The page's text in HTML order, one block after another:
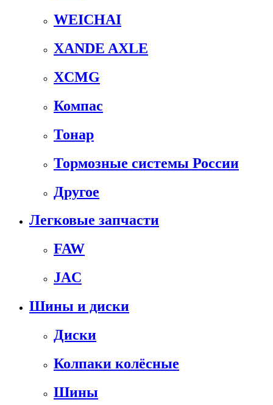
WEICHAI
XANDE AXLE
XCMG
Компас
Тонар
Тормозные системы России
Другое
Легковые запчасти
FAW
JAC
Шины и диски
Диски
Колпаки колёсные
Шины